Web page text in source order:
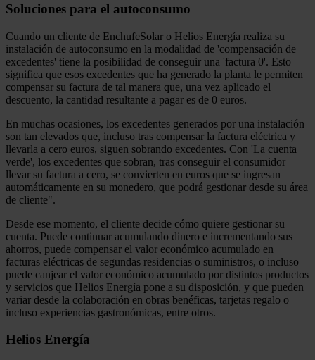
Soluciones para el autoconsumo
Cuando un cliente de EnchufeSolar o Helios Energía realiza su
instalación de autoconsumo en la modalidad de 'compensación de
excedentes' tiene la posibilidad de conseguir una 'factura 0'. Esto
significa que esos excedentes que ha generado la planta le permiten
compensar su factura de tal manera que, una vez aplicado el
descuento, la cantidad resultante a pagar es de 0 euros.
En muchas ocasiones, los excedentes generados por una instalación
son tan elevados que, incluso tras compensar la factura eléctrica y
llevarla a cero euros, siguen sobrando excedentes. Con 'La cuenta
verde', los excedentes que sobran, tras conseguir el consumidor
llevar su factura a cero, se convierten en euros que se ingresan
automáticamente en su monedero, que podrá gestionar desde su área
de cliente".
Desde ese momento, el cliente decide cómo quiere gestionar su
cuenta. Puede continuar acumulando dinero e incrementando sus
ahorros, puede compensar el valor económico acumulado en
facturas eléctricas de segundas residencias o suministros, o incluso
puede canjear el valor económico acumulado por distintos productos
y servicios que Helios Energía pone a su disposición, y que pueden
variar desde la colaboración en obras benéficas, tarjetas regalo o
incluso experiencias gastronómicas, entre otros.
Helios Energía